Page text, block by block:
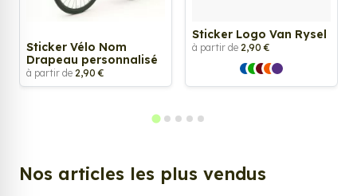
Sticker Vélo Nom
Drapeau personnalisé
à partir de 2,90 €
Sticker Logo Van Rysel
à partir de 2,90 €
Nos articles les plus vendus